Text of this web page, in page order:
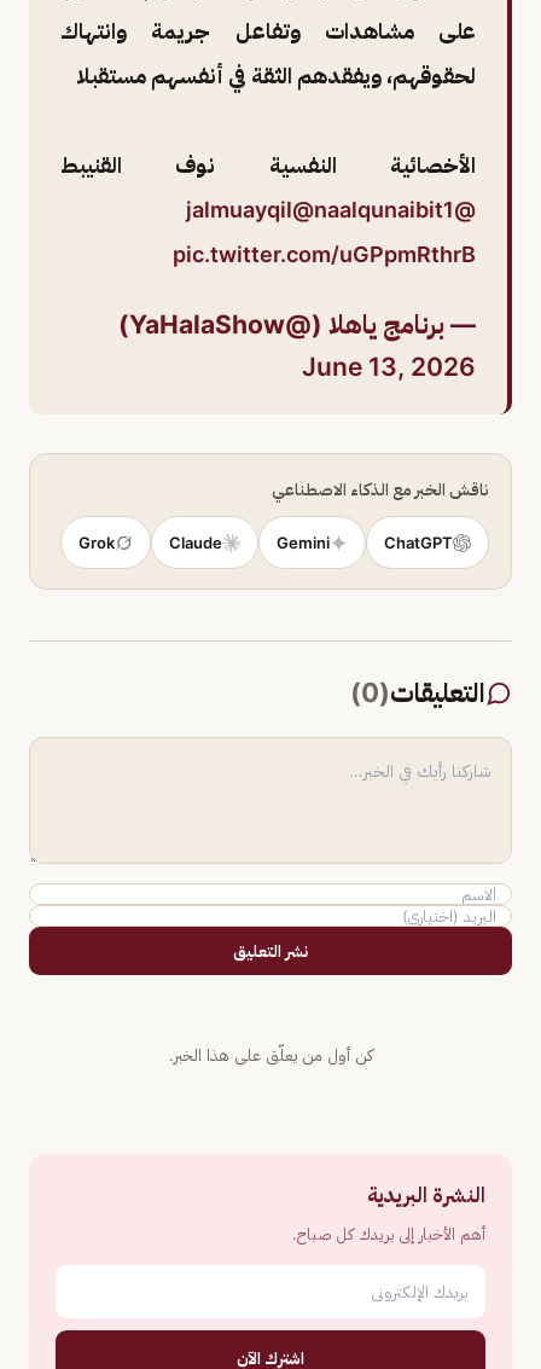
على مشاهدات وتفاعل جريمة وانتهاك
لحقوقهم، ويفقدهم الثقة في أنفسهم مستقبلا
الأخصائية النفسية نوف القنيبط
@jalmuayqil
@naalqunaibit1
pic.twitter.com/uGPpmRthrB
— برنامج ياهلا (@YaHalaShow)
June 13, 2026
ناقش الخبر مع الذكاء الاصطناعي
ChatGPT
Gemini
Claude
Grok
التعليقات(
0
)
نشر التعليق
كن أول من يعلّق على هذا الخبر.
النشرة البريدية
أهم الأخبار إلى بريدك كل صباح.
اشترك الآن